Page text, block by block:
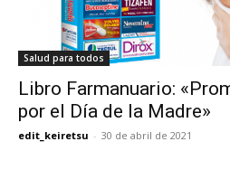
Salud para todos
Libro Farmanuario:
por el Día de la Madre»
edit_keiretsu - 30 de abril de 2021